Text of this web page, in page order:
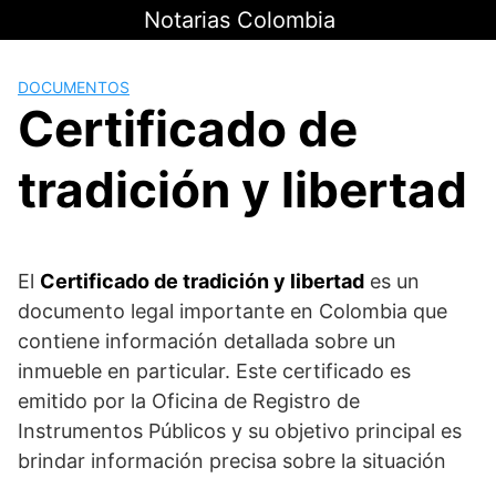
al
Notarias Colombia
DOCUMENTOS
Certificado de
tradición y libertad
El Certificado de tradición y libertad es un
documento legal importante en Colombia que
contiene información detallada sobre un
inmueble en particular. Este certificado es
emitido por la Oficina de Registro de
Instrumentos Públicos y su objetivo principal es
brindar información precisa sobre la situación